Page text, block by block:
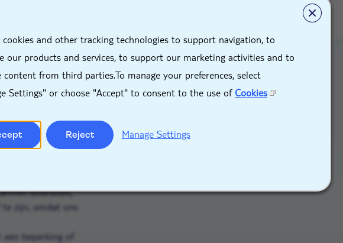
cookies and other tracking technologies to support navigation, to
our products and services, to support our marketing activities and to
content from third parties.To manage your preferences, select
Settings" or choose "Accept" to consent to the use ofCookies
Reject Manage Settings
salaris,
toegang tot onze TUI
zoals de TUI Care
Team en de 24/7
aan en voorzien
/ in
diversiteit,
zijn, omdat ons
beperking of